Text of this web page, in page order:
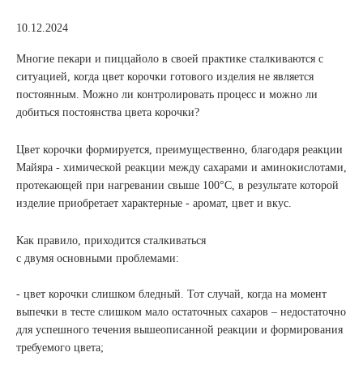
10.12.2024
Многие пекари и пиццайоло в своей практике сталкиваются с
ситуацией, когда цвет корочки готового изделия не является
постоянным. Можно ли контролировать процесс и можно ли
добиться постоянства цвета корочки?
Цвет корочки формируется, преимущественно, благодаря реакции
Майяра - химической реакции между сахарами и аминокислотами,
протекающей при нагревании свыше 100°С, в результате которой
изделие приобретает характерные - аромат, цвет и вкус.
Как правило, приходится сталкиваться
с двумя основными проблемами:
- цвет корочки слишком бледный. Тот случай, когда на момент
выпечки в тесте слишком мало остаточных сахаров – недостаточно
для успешного течения вышеописанной реакции и формирования
требуемого цвета;